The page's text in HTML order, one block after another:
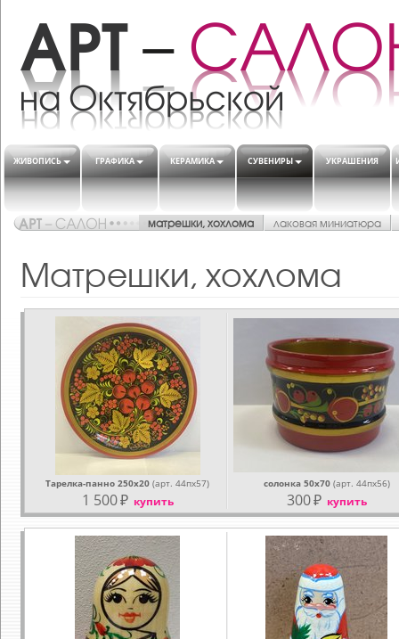
ЖИВОПИСЬ ГРАФИКА КЕРАМИКА СУВЕНИРЫ УКРАШЕНИЯ
матрешки, хохлома лаковая миниатюра
Матрешки, хохлома
Тарелка-панно 250х20 (арт. 44пх57)
1 500₽ купить
солонка 50х70 (арт. 44пх56)
300₽ купить